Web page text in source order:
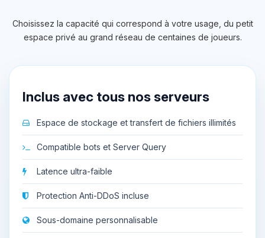
Choisissez la capacité qui correspond à votre usage, du petit
espace privé au grand réseau de centaines de joueurs.
Inclus avec tous nos serveurs
Espace de stockage et transfert de fichiers illimités
Compatible bots et Server Query
Latence ultra-faible
Protection Anti-DDoS incluse
Sous-domaine personnalisable